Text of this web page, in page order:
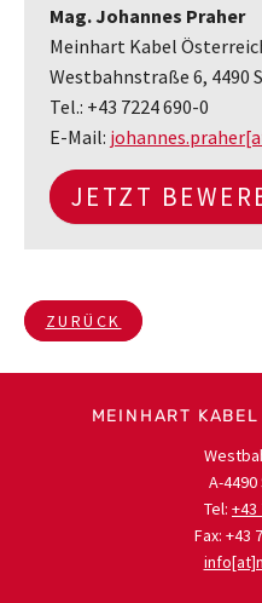
Mag. Johannes Praher
Meinhart Kabel
Westbahnstraße 6, 4490
Tel.: +43 7224 690-0
E-Mail:
JETZT
ZURÜCK
MEINHART
A-
Tel: +43
Fax: +43